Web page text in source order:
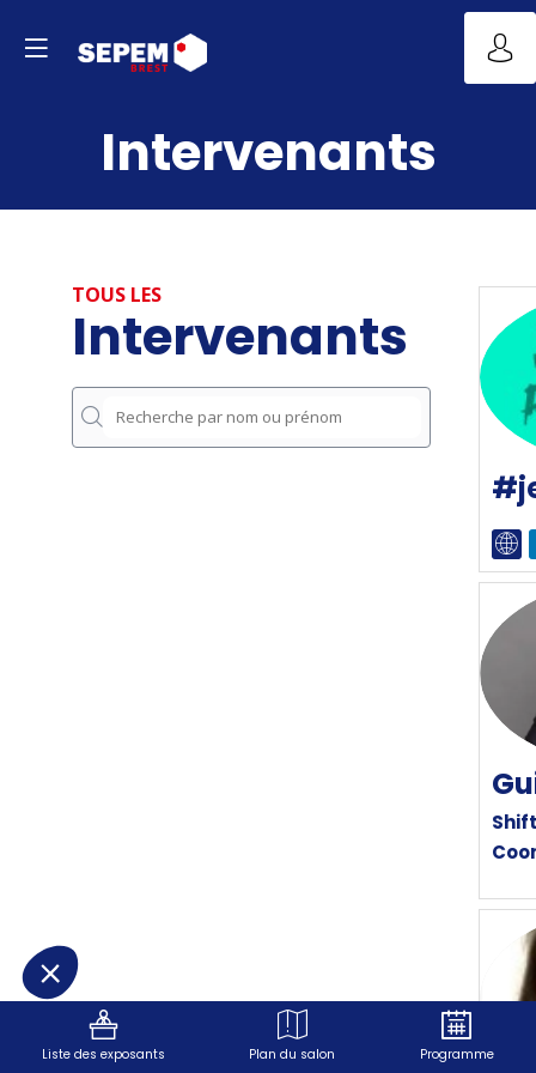
Intervenants
TOUS LES
Intervenants
Liste des exposants Plan du salon Programme